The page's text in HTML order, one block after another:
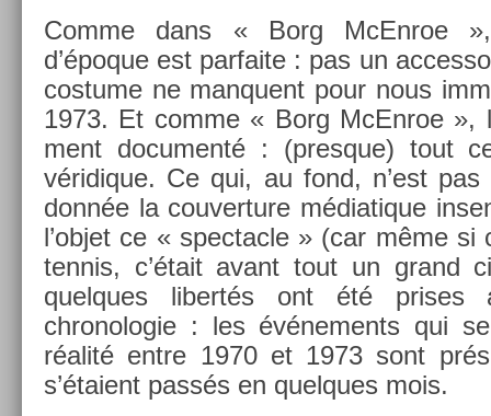
Comme dans « Borg McEn­roe
d’époque est par­faite : pas un
co­stume ne man­quent pour nous
1973. Et comme « Borg McEn­roe
ment docu­menté : (pre­sque) tout
véridique. Ce qui, au fond, n’est
donnée la co­uver­ture médiatique
l’objet ce « spec­tacle » (car même si
ten­nis, c’était avant tout un grand
quel­ques li­bertés ont été
chronologie : les événe­ments qui
réalité entre 1970 et 1973 sont
s’étaient passés en quel­ques mois.